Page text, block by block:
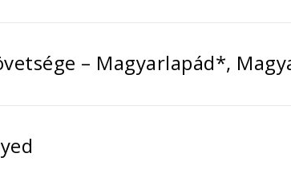
– Magyarlapád*,